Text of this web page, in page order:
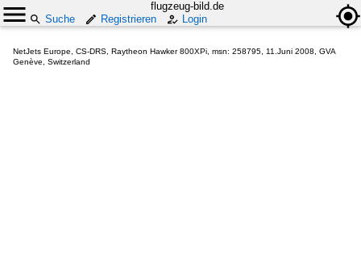
flugzeug-bild.de
Suche
Registrieren Login
NetJets Europe, CS-DRS, Raytheon Hawker 800XPi, msn: 258795, 11.Juni 2008, GVA
Genève, Switzerland